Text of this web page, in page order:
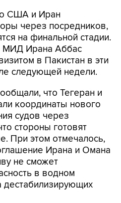
США и Иран
через посредников,
на финальной стадии.
МИД Ирана Аббас
в Пакистан в эти
следующей недели.
что Тегеран и
координаты нового
судов через
стороны готовят
При этом отмечалось,
Ирана и Омана
не сможет
в водном
дестабилизирующих